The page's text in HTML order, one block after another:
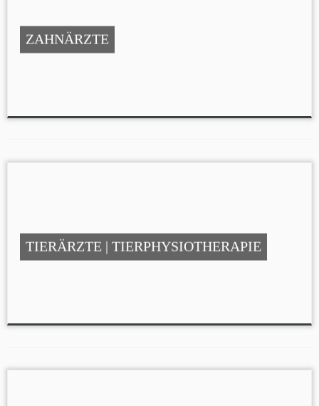
ZAHNÄRZTE
TIERÄRZTE | TIERPHYSIOTHERAPIE